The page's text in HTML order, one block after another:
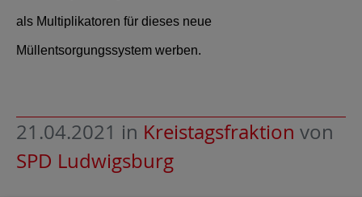
als Multiplikatoren für dieses neue
Müllentsorgungssystem werben.
21.04.2021 in Kreistagsfraktion von
SPD Ludwigsburg